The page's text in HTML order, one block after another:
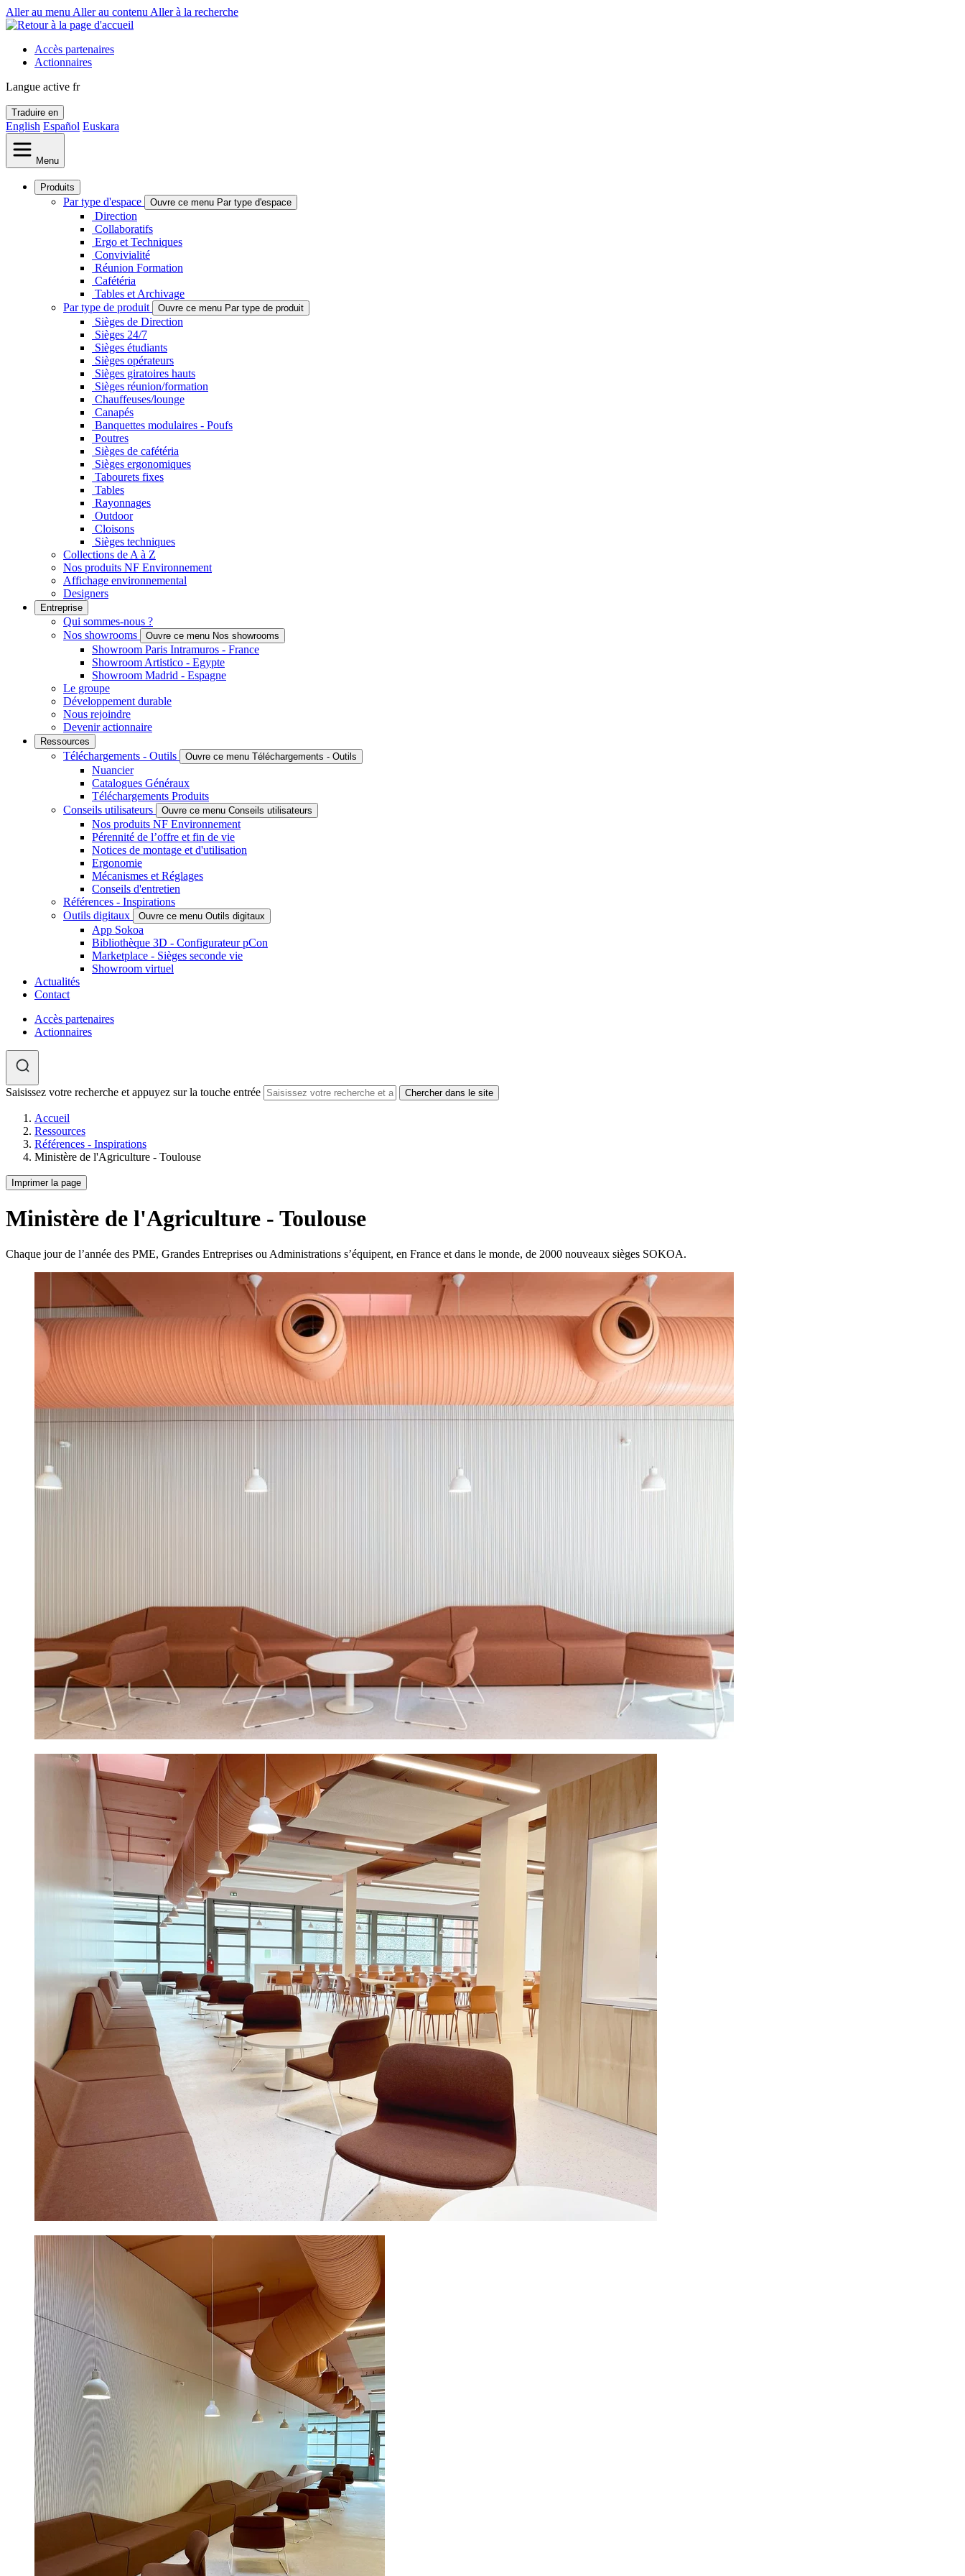
Aller au menu Aller au contenu Aller à la recherche
Accès partenaires
Actionnaires
Langue active fr
Traduire en
English Español Euskara
Menu
Produits
Par type d'espace Ouvre ce menu Par type d'espace
Direction
Collaboratifs
Ergo et Techniques
Convivialité
Réunion Formation
Cafétéria
Tables et Archivage
Par type de produit
Ouvre ce menu Par type de produit
Sièges de Direction
Sièges 24/7
Sièges étudiants
Sièges opérateurs
Sièges giratoires hauts
Sièges réunion/formation
Chauffeuses/lounge
Canapés
Banquettes modulaires - Poufs
Poutres
Sièges de cafétéria
Sièges ergonomiques
Tabourets fixes
Tables
Rayonnages
Outdoor
Cloisons
Sièges techniques
Collections de A à Z
Nos produits NF Environnement
Affichage environnemental
Designers
Entreprise
Qui sommes-nous ?
Nos showrooms
Ouvre ce menu Nos showrooms
Showroom Paris Intramuros - France
Showroom Artistico - Egypte
Showroom Madrid - Espagne
Le groupe
Développement durable
Nous rejoindre
Devenir actionnaire
Ressources
Téléchargements - Outils Ouvre ce menu Téléchargements - Outils
Nuancier
Catalogues Généraux
Téléchargements Produits
Conseils utilisateurs
Ouvre ce menu Conseils utilisateurs
Nos produits NF Environnement
Pérennité de l’offre et fin de vie
Notices de montage et d'utilisation
Ergonomie
Mécanismes et Réglages
Conseils d'entretien
Références - Inspirations
Outils digitaux
Ouvre ce menu Outils digitaux
App Sokoa
Bibliothèque 3D - Configurateur pCon
Marketplace - Sièges seconde vie
Showroom virtuel
Actualités
Contact
Accès partenaires
Actionnaires
Saisissez votre recherche et appuyez sur la touche entrée
Accueil
Ressources
Références - Inspirations
Ministère de l'Agriculture - Toulouse
Imprimer la page
Ministère de l'Agriculture - Toulouse
Chaque jour de l’année des PME, Grandes Entreprises ou Administrations s’équipent, en France et dans le monde, de 2000 nouveaux sièges SOKOA.